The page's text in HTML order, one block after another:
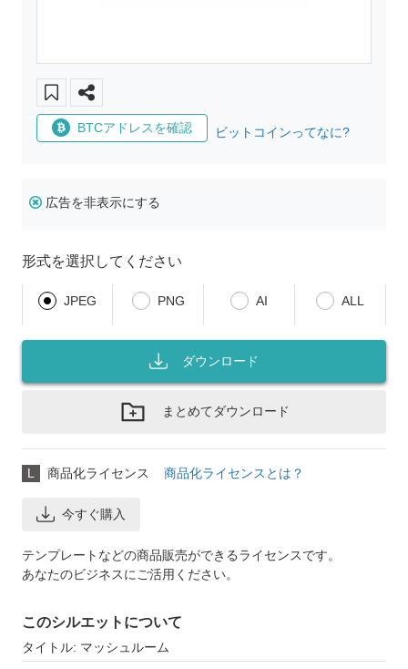
BTCアドレスを確認 ビットコインってなに?
広告を非表示にする
形式を選択してください
JPEG PNG AI ALL
ダウンロード
まとめてダウンロード
L 商品化ライセンス 商品化ライセンスとは？
今すぐ購入
テンプレートなどの商品販売ができるライセンスです。
あなたのビジネスにご活用ください。
このシルエットについて
タイトル: マッシュルーム